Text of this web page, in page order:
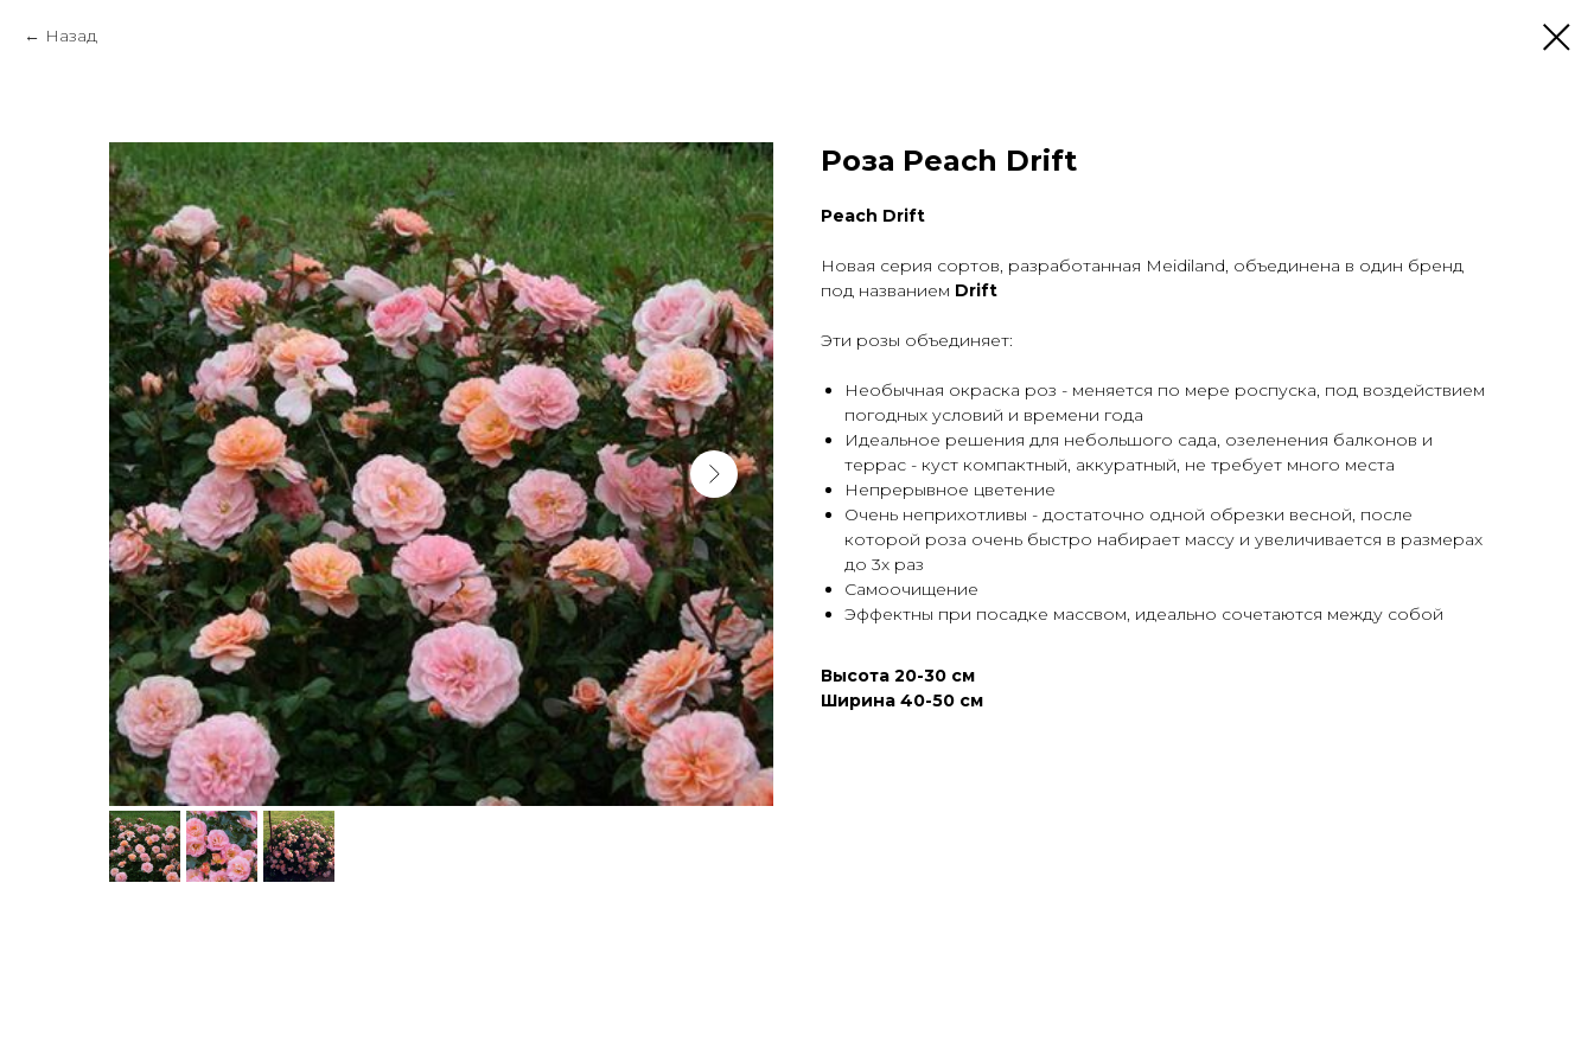
Назад
Роза Peach Drift
Peach Drift
Новая серия сортов, разработанная Meidiland, объединена в один бренд
под названием Drift
Эти розы объединяет:
Необычная окраска роз - меняется по мере роспуска, под воздействием
погодных условий и времени года
Идеальное решения для небольшого сада, озеленения балконов и
террас - куст компактный, аккуратный, не требует много места
Непрерывное цветение
Очень неприхотливы - достаточно одной обрезки весной, после
которой роза очень быстро набирает массу и увеличивается в размерах
до 3х раз
Самоочищение
Эффектны при посадке массвом, идеально сочетаются между собой
Высота 20-30 см
Ширина 40-50 см